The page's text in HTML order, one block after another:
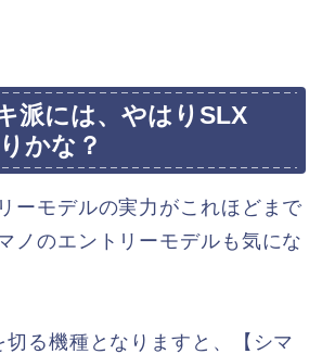
派には、やはりSLX
かな？
ーモデルの実力がこれほどまで
ノのエントリーモデルも気にな
切る機種となりますと、【シマ